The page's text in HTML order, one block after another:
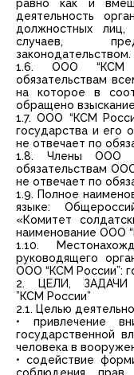
равно как и
деятельность
должностных лиц,
случаев,
законодательством.
1.6. ООО “КСМ
обязательствам
на которое в
обращено
1.7. ООО “КСМ
государства и его
не отвечает по
1.8. Члены ООО
обязательствам
не отвечает по
1.9. Полное
языке:
«Комитет
наименование ООО
1.10.
руководящего
ООО “КСМ России”:
2. ЦЕЛИ,
”КСМ России”
2.1. Целью
• привлечение
государственной
человека в
• содействие
соблюдения